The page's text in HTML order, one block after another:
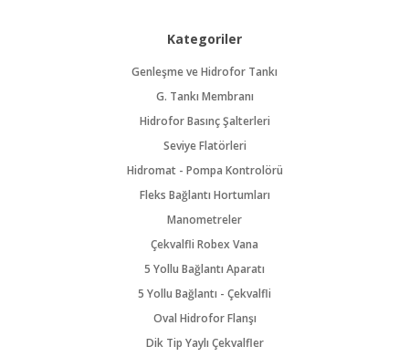
Kategoriler
Genleşme ve Hidrofor Tankı
G. Tankı Membranı
Hidrofor Basınç Şalterleri
Seviye Flatörleri
Hidromat - Pompa Kontrolörü
Fleks Bağlantı Hortumları
Manometreler
Çekvalfli Robex Vana
5 Yollu Bağlantı Aparatı
5 Yollu Bağlantı - Çekvalfli
Oval Hidrofor Flanşı
Dik Tip Yaylı Çekvalfler